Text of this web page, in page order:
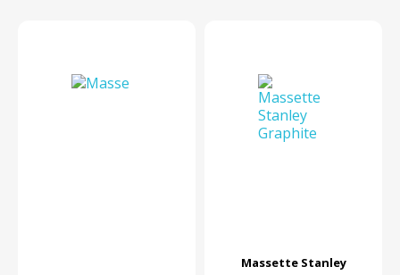
Massette Stanley